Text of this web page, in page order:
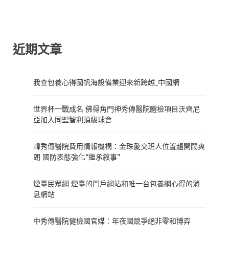
近期文章
我查包養心得國帆海設備業迎來新跨越_中國網
世界杯一戰成名 佛得角門神秀傳醫院體檢項目沃齊尼
亞加入同盟智利頂級球會
韓秀傳醫院費用情報機構：金珠愛交班人位置趨開闊爽
朗 國防表態強化“繼承敘事”
煙臺民眾網 煙臺的門戶網站和唯一台包養網心得的消
息網站
中秀傳醫院健檢國官媒：年夜國競爭絕非零和博弈